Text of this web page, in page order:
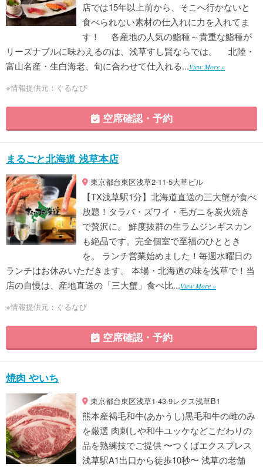
店では15年以上前から、そこへ行かないと
食べられない素材の仕入れに力を入れてま
す！ 各産地の人気の鮨種～貴重な鮨種が
リーズナブルに味わえるのは、浅草すし賢ならでは。 北陸・
富山名産・生白海老、旬に合わせて仕入れる...View More »
※情報提供元：ぐるなび
空席確認・予約
まるごと北海道 浅草本店
東京都台東区浅草2-11-5大草ビル
【TX浅草駅1分】北海道直送の三大蟹が食べ
放題！タラバ・ズワイ・毛ガニを炭火焼き
で贅沢に。 鮮度抜群の生ラムジンギスカン
も絶品です。完全個室で至福のひととき
を。 ランチ営業始めました！毎週水曜日の
ランチはお休みいただきます。 本場・北海道の味を浅草で！当
店の自慢は、産地直送の「三大蟹」食べ比...View More »
※情報提供元：ぐるなび
空席確認・予約
焼肉 やいち
東京都台東区浅草1-43-9レクス浅草B1
熊本産褐毛和牛(あかうし)黒毛和牛の雌のみ
を厳選 肉刺しや和牛ユッケなどこだわりの
品を熟練技でご提供 〜つくばエクスプレス
浅草駅A1出口から徒歩10秒〜 浅草の老舗